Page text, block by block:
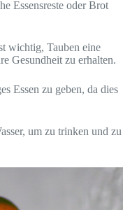
Essensreste oder Brot
wichtig, Tauben eine
Gesundheit zu erhalten.
Essen zu geben, da dies
um zu trinken und zu